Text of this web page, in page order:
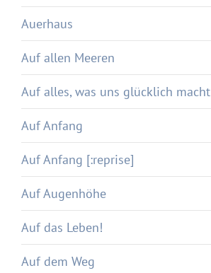
Auerhaus
Auf allen Meeren
Auf alles, was uns glücklich macht
Auf Anfang
Auf Anfang [:reprise]
Auf Augenhöhe
Auf das Leben!
Auf dem Weg